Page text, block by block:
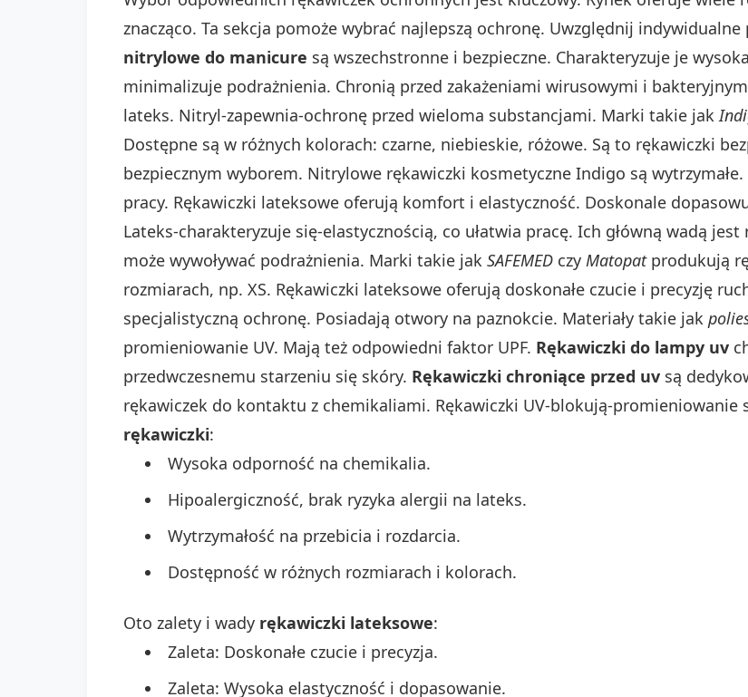
znacząco. Ta sekcja pomoże wybrać najlepszą ochronę. Uwzględnij
nitrylowe do manicure są wszechstronne i bezpieczne. Charakteryzuje je
minimalizuje podrażnienia. Chronią przed zakażeniami wirusowymi i
lateks. Nitryl-zapewnia-ochronę przed wieloma substancjami. Marki takie jak
Dostępne są w różnych kolorach: czarne, niebieskie, różowe. Są to rękawiczki
bezpiecznym wyborem. Nitrylowe rękawiczki kosmetyczne Indigo są
pracy. Rękawiczki lateksowe oferują komfort i elastyczność. Doskonale
Lateks-charakteryzuje się-elastycznością, co ułatwia pracę. Ich główną wadą
może wywoływać podrażnienia. Marki takie jak SAFEMED czy Matopatprodukują
rozmiarach, np. XS. Rękawiczki lateksowe oferują doskonałe czucie i precyzję
specjalistyczną ochronę. Posiadają otwory na paznokcie. Materiały takie jak
promieniowanie UV. Mają też odpowiedni faktor UPF. Rękawiczki do lampy uv
przedwczesnemu starzeniu się skóry. Rękawiczki chroniące przed uv są
rękawiczek do kontaktu z chemikaliami. Rękawiczki UV-blokują-promieniowanie
rękawiczki:
Wysoka odporność na chemikalia.
Hipoalergiczność, brak ryzyka alergii na lateks.
Wytrzymałość na przebicia i rozdarcia.
Dostępność w różnych rozmiarach i kolorach.
Oto zalety i wady rękawiczki lateksowe:
Zaleta: Doskonałe czucie i precyzja.
Zaleta: Wysoka elastyczność i dopasowanie.